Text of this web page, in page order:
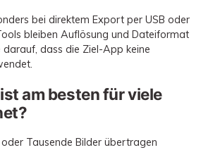
bei direktem Export per USB oder
bleiben Auflösung und Dateiformat
darauf, dass die Ziel-App keine
am besten für viele
Tausende Bilder übertragen